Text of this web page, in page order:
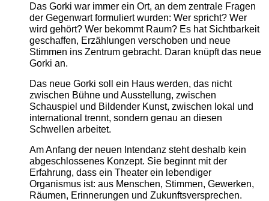
Das Gorki war immer ein Ort, an dem zentrale Fragen
der Gegenwart formuliert wurden: Wer spricht? Wer
wird gehört? Wer bekommt Raum? Es hat Sichtbarkeit
geschaffen, Erzählungen verschoben und neue
Stimmen ins Zentrum gebracht. Daran knüpft das neue
Gorki an.
Das neue Gorki soll ein Haus werden, das nicht
zwischen Bühne und Ausstellung, zwischen
Schauspiel und Bildender Kunst, zwischen lokal und
international trennt, sondern genau an diesen
Schwellen arbeitet.
Am Anfang der neuen Intendanz steht deshalb kein
abgeschlossenes Konzept. Sie beginnt mit der
Erfahrung, dass ein Theater ein lebendiger
Organismus ist: aus Menschen, Stimmen, Gewerken,
Räumen, Erinnerungen und Zukunftsversprechen.